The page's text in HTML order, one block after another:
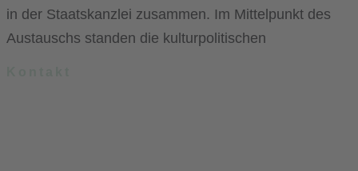
in der Staatskanzlei zusammen. Im Mittelpunkt des
Austauschs standen die kulturpolitischen